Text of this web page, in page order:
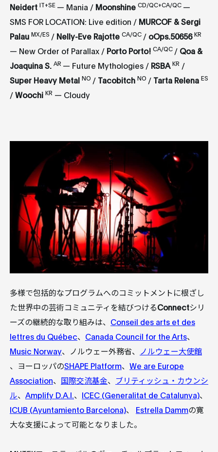
Neidert IT+SE — Mania / Moonshine CD/QC+CA/QC —
SMS FOR LOCATION: Live edition / MURCOF & Sergi
Palau MX/ES / Nelly-Eve Rajotte CA/QC / oOps.50656 KR
— New Order of Parallax / Porto Porto! CA/QC / Qoa &
Joaquina S. AR — Future Mythologies / RSBA KR /
Super Heavy Metal NO / Tacobitch NO / Tarta Relena ES
/Woochi KR — Cloudy
多様で包括的なプログラムへのコミットメントに根ざし
た世界中の芸術コミュニティを結びつけるConnectシリ
ーズの継続的な取り組みは、 Conseil des arts et des
lettres du Québec、 Canada Council for the Arts、
Music Norway、ノルウェー外務省、
ノルウェー大使館
、ヨーロッパのSHAPE Platform、 We are Europe
Association、 国際交流基金、 ブリティッシュ・カウンシ
ル、 Amplify D.A.I. 、 ICEC (Generalitat de Catalunya)、
ICUB (Ayuntamiento Barcelona)、 Estrella Dammの寛
大な支援によって可能となりました。